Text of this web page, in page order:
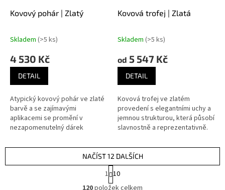
Kovový pohár | Zlatý
Skladem (>5 ks)
4 530 Kč
DETAIL
Atypický kovový pohár ve zlaté
barvě a se zajímavými
aplikacemi se promění v
nezapomenutelný dárek
Kovová trofej | Zlatá
Skladem (>5 ks)
od 5 547 Kč
DETAIL
Kovová trofej ve zlatém
provedení s elegantními uchy a
jemnou strukturou, která působí
slavnostně a reprezentativně.
okamžiky vítězství.
O
NAČÍST 12 DALŠÍCH
S
t
r
1 10
120položek celkem